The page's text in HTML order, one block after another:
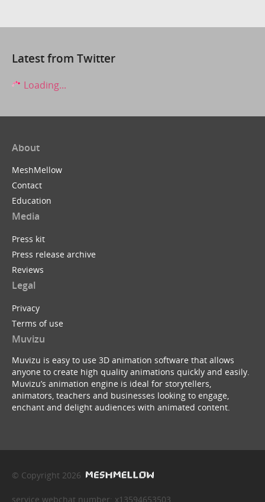
Latest from Twitter
Loading...
About
MeshMellow
Contact
Education
Media
Press kit
Press release archive
Reviews
Legal
Privacy
Terms of use
Muvizu
Muvizu is easy to use 3D animation software that allows
anyone to create high quality animations quickly and easily.
Muvizu’s animation engine is ideal for storytellers,
animators, teachers and businesses looking to engage,
enchant and delight audiences with animated content.
© Copyright 2026
service webchat number: x13594653503